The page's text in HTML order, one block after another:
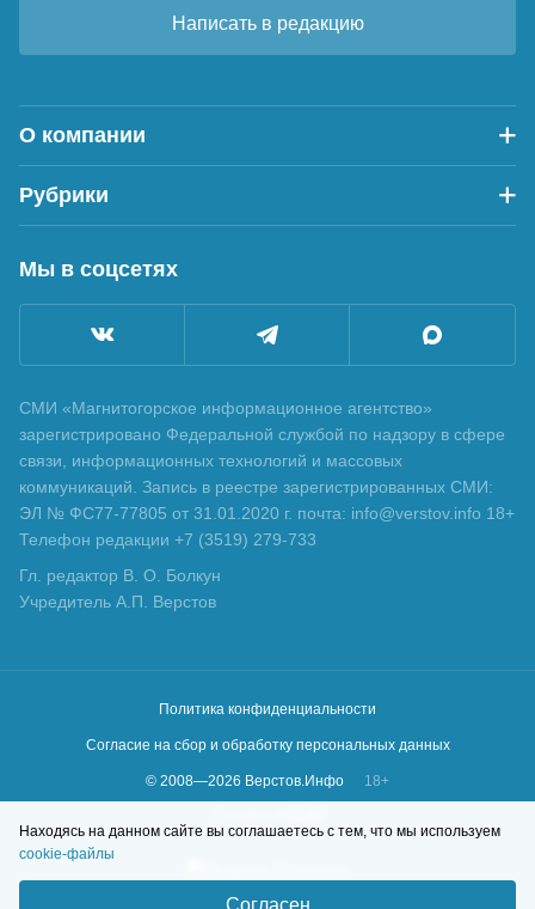
Написать в редакцию
О компании
Рубрики
Мы в соцсетях
СМИ «Магнитогорское информационное агентство»
зарегистрировано Федеральной службой по надзору в сфере
связи, информационных технологий и массовых
коммуникаций. Запись в реестре зарегистрированных СМИ:
ЭЛ № ФС77-77805 от 31.01.2020 г. почта: info@verstov.info 18+
Телефон редакции +7 (3519) 279-733
Гл. редактор В. О. Болкун
Учредитель А.П. Верстов
Политика конфиденциальности
Согласие на сбор и обработку персональных данных
© 2008—2026 Верстов.Инфо
18+
Находясь на данном сайте вы соглашаетесь с тем, что мы используем
cookie-файлы
Согласен